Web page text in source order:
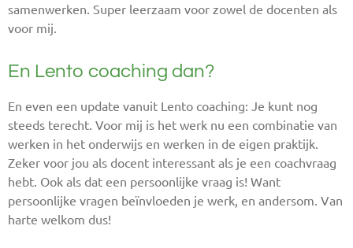
samenwerken. Super leerzaam voor zowel de docenten als
voor mij.
En Lento coaching dan?
En even een update vanuit Lento coaching: Je kunt nog
steeds terecht. Voor mij is het werk nu een combinatie van
werken in het onderwijs en werken in de eigen praktijk.
Zeker voor jou als docent interessant als je een coachvraag
hebt. Ook als dat een persoonlijke vraag is! Want
persoonlijke vragen beïnvloeden je werk, en andersom. Van
harte welkom dus!